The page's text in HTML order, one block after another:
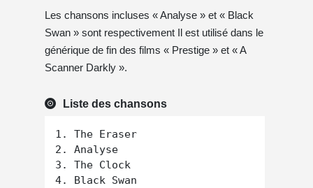
Les chansons incluses « Analyse » et « Black
Swan » sont respectivement Il est utilisé dans le
générique de fin des films « Prestige » et « A
Scanner Darkly ».
Liste des chansons
1. The Eraser
2. Analyse
3. The Clock
4. Black Swan